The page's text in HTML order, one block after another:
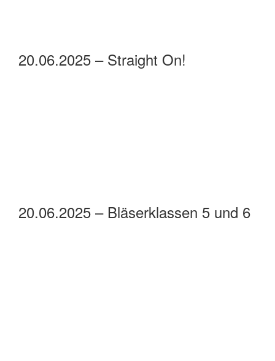
20.06.2025 – Straight On!
20.06.2025 – Bläserklassen 5 und 6